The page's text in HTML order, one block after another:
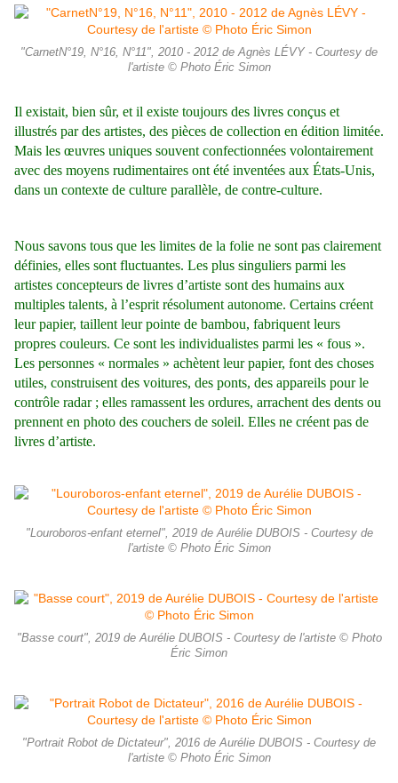
"CarnetN°19, N°16, N°11", 2010 - 2012 de Agnès LÉVY - Courtesy de
l'artiste © Photo Éric Simon
Il existait, bien sûr, et il existe toujours des livres conçus et
illustrés par des artistes, des pièces de collection en édition limitée.
Mais les œuvres uniques souvent confectionnées volontairement
avec des moyens rudimentaires ont été inventées aux États-Unis,
dans un contexte de culture parallèle, de contre-culture.
Nous savons tous que les limites de la folie ne sont pas clairement
définies, elles sont fluctuantes. Les plus singuliers parmi les
artistes concepteurs de livres d’artiste sont des humains aux
multiples talents, à l’esprit résolument autonome. Certains créent
leur papier, taillent leur pointe de bambou, fabriquent leurs
propres couleurs. Ce sont les individualistes parmi les « fous ».
Les personnes « normales » achètent leur papier, font des choses
utiles, construisent des voitures, des ponts, des appareils pour le
contrôle radar ; elles ramassent les ordures, arrachent des dents ou
prennent en photo des couchers de soleil. Elles ne créent pas de
livres d’artiste.
"Louroboros-enfant eternel", 2019 de Aurélie DUBOIS - Courtesy de
l'artiste © Photo Éric Simon
"Basse court", 2019 de Aurélie DUBOIS - Courtesy de l'artiste © Photo
Éric Simon
"Portrait Robot de Dictateur", 2016 de Aurélie DUBOIS - Courtesy de
l'artiste © Photo Éric Simon